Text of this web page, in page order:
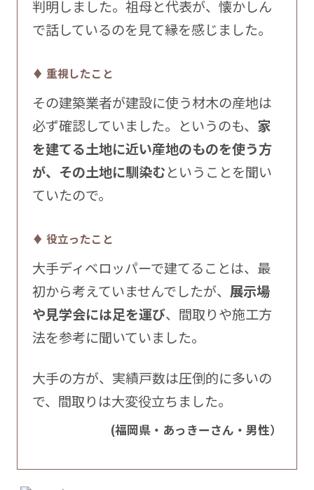
判明しました。祖母と代表が、懐かしん
で話しているのを見て縁を感じました。
♦ 重視したこと
その建築業者が建設に使う材木の産地は
必ず確認していました。というのも、 家
を建てる土地に近い産地のものを使う方
が、その土地に馴染むということを聞い
ていたので。
♦ 役立ったこと
大手ディベロッパーで建てることは、最
初から考えていませんでしたが、 展示場
や見学会には足を運び、間取りや施工方
法を参考に聞いていました。
大手の方が、実績戸数は圧倒的に多いの
で、間取りは大変役立ちました。
(福岡県・あっきーさん・男性）